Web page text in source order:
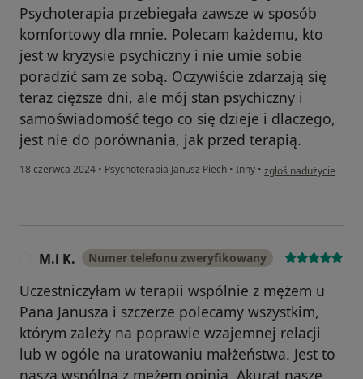
Psychoterapia przebiegała zawsze w sposób
komfortowy dla mnie. Polecam każdemu, kto
jest w kryzysie psychiczny i nie umie sobie
poradzić sam ze sobą. Oczywiście zdarzają się
teraz cięższe dni, ale mój stan psychiczny i
samoświadomość tego co się dzieje i dlaczego,
jest nie do porównania, jak przed terapią.
18 czerwca 2024 • Psychoterapia Janusz Piech • Inny • w opinii użytkownika
zgłoś nadużycie
M.i K. Numer telefonu zweryfikowany
Uczestniczyłam w terapii wspólnie z mężem u
Pana Janusza i szczerze polecamy wszystkim,
którym zależy na poprawie wzajemnej relacji
lub w ogóle na uratowaniu małżeństwa. Jest to
nasza wspólna z mężem opinia. Akurat nasze